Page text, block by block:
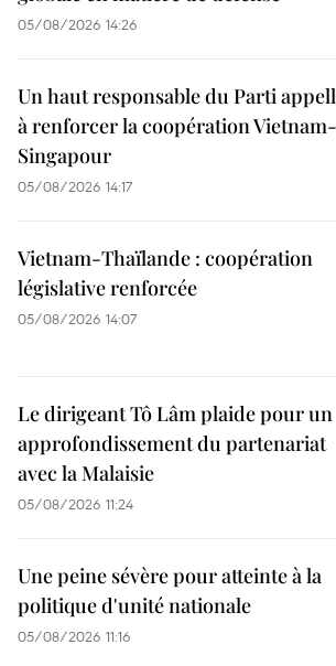
05/08/2026 14:26
Un haut responsable du Parti
à renforcer la coopération Vietnam-
Singapour
05/08/2026 14:17
Vietnam-Thaïlande : coopération
législative renforcée
05/08/2026 14:07
Le dirigeant Tô Lâm plaide pour un
approfondissement du partenariat
avec la Malaisie
05/08/2026 11:24
Une peine sévère pour atteinte à la
politique d'unité nationale
05/08/2026 11:16